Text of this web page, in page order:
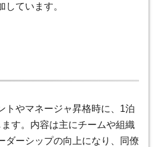
ています。
トやマネージャ昇格時に、1泊
す。内容は主にチームや組織
ダーシップの向上になり、同僚